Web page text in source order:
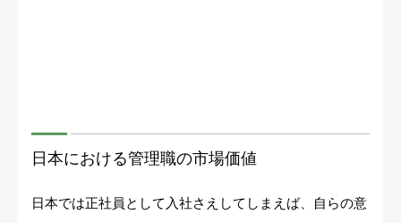
日本における管理職の市場価値
日本では正社員として入社さえしてしまえば、自らの意